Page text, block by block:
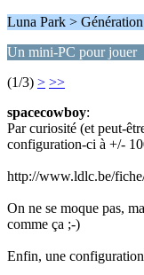
Luna Park >
Un mini-PC pour jouer
(1/3) > >>
spacecowboy:
Par curiosité (et peut-
configuration-ci à +/-
http://www.ldlc.be/
On ne se moque pas,
comme ça ;-)
Enfin, une